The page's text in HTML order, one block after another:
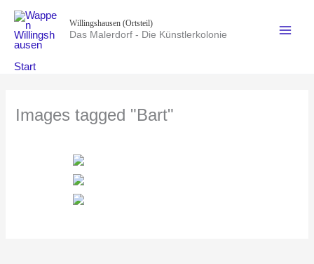
Inhalt
springen
Willingshausen (Ortsteil)
Das Malerdorf - Die Künstlerkolonie
Start
Images tagged "Bart"